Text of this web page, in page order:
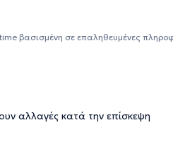
βασισμένη σε επαληθευμένες
αλλαγές κατά την επίσκεψη